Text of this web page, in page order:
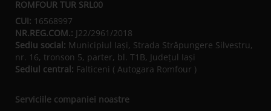
ROMFOUR TUR SRL00
CUI: 16568997
NR.REG.COM.: J22/2961/2018
Sediu social: Municipiul Iaşi, Strada Străpungere Silvestru,
nr. 16, tronson 5, parter, bl. T1B, Județul Iaşi
Sediul central: Falticeni ( Autogara Romfour )
Serviciile companiei noastre